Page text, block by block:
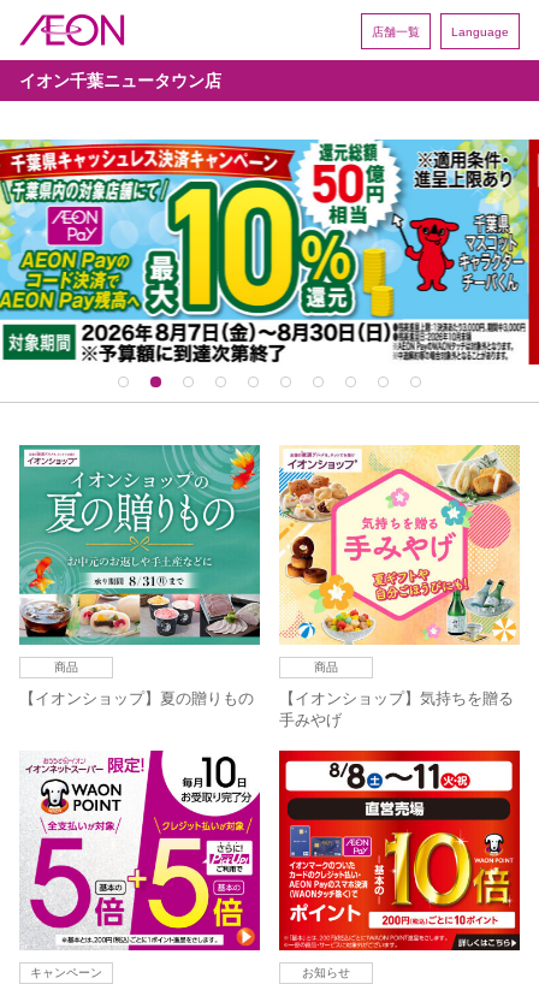
店舗一覧 Language
イオン千葉ニュータウン店
商品
【イオンショップ】夏の贈りもの
商品
【イオンショップ】気持ちを贈る
手みやげ
キャンペーン お知らせ